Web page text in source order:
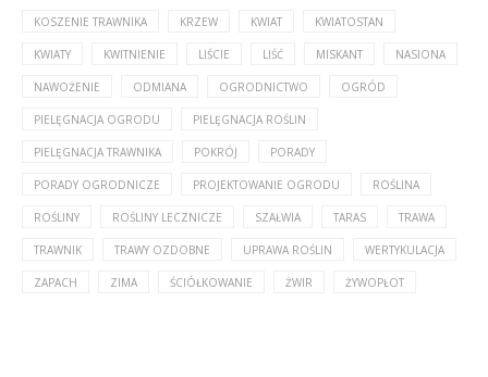
KOSZENIE TRAWNIKA KRZEW KWIAT KWIATOSTAN
KWIATY KWITNIENIE LIŚCIE LIŚĆ MISKANT NASIONA
NAWOŻENIE ODMIANA OGRODNICTWO OGRÓD
PIELĘGNACJA OGRODU PIELĘGNACJA ROŚLIN
PIELĘGNACJA TRAWNIKA POKRÓJ PORADY
PORADY OGRODNICZE PROJEKTOWANIE OGRODU ROŚLINA
ROŚLINY ROŚLINY LECZNICZE SZAŁWIA TARAS TRAWA
TRAWNIK TRAWY OZDOBNE UPRAWA ROŚLIN WERTYKULACJA
ZAPACH ZIMA ŚCIÓŁKOWANIE ŻWIR ŻYWOPŁOT